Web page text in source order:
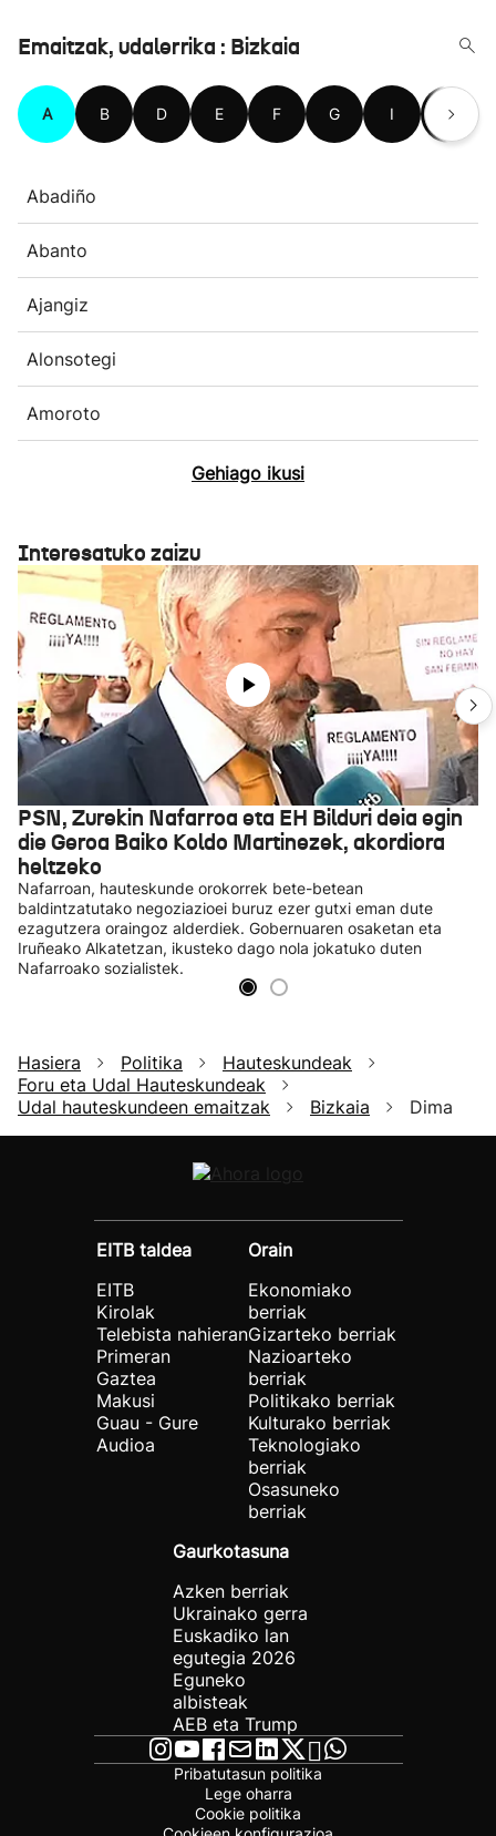
Emaitzak, udalerrika : Bizkaia
A B D E F G I J
Abadiño
Abanto
Ajangiz
Alonsotegi
Amoroto
Gehiago ikusi
Interesatuko zaizu
PSN, Zurekin Nafarroa eta EH Bilduri deia egin
die Geroa Baiko Koldo Martinezek, akordiora
heltzeko
Nafarroan, hauteskunde orokorrek bete-betean
baldintzatutako negoziazioei buruz ezer gutxi eman dute
ezagutzera oraingoz alderdiek. Gobernuaren osaketan eta
Iruñeako Alkatetzan, ikusteko dago nola jokatuko duten
Nafarroako sozialistek.
Hasiera Politika
Hauteskundeak
Foru eta Udal Hauteskundeak
Udal hauteskundeen emaitzak
Bizkaia Dima
EITB taldea
EITB
Kirolak
Telebista nahieran
Primeran
Gaztea
Makusi
Guau - Gure
Audioa
Orain
Ekonomiako
berriak
Gizarteko berriak
Nazioarteko
berriak
Politikako berriak
Kulturako berriak
Teknologiako
berriak
Osasuneko
berriak
Gaurkotasuna
Azken berriak
Ukrainako gerra
Euskadiko lan
egutegia 2026
Eguneko
albisteak
AEB eta Trump
Pribatutasun politika
Lege oharra
Cookie politika